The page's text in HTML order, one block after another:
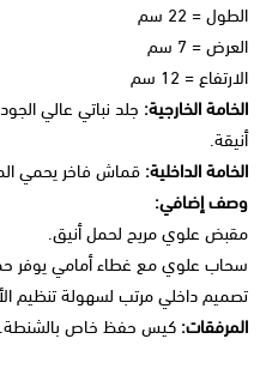
الطول = 22 سم
العرض = 7 سم
الارتفاع = 12 سم
الخامة الخارجية: جلد نباتي عالي
أنيقة.
الخامة الداخلية: قماش فاخر يحمي
وصف إضافي:
مقبض علوي مريح لحمل أنيق.
سحاب علوي مع غطاء أمامي يوفر
تصميم داخلي مرتب لسهولة تنظيم
المرفقات: كيس حفظ خاص بالشنطة.